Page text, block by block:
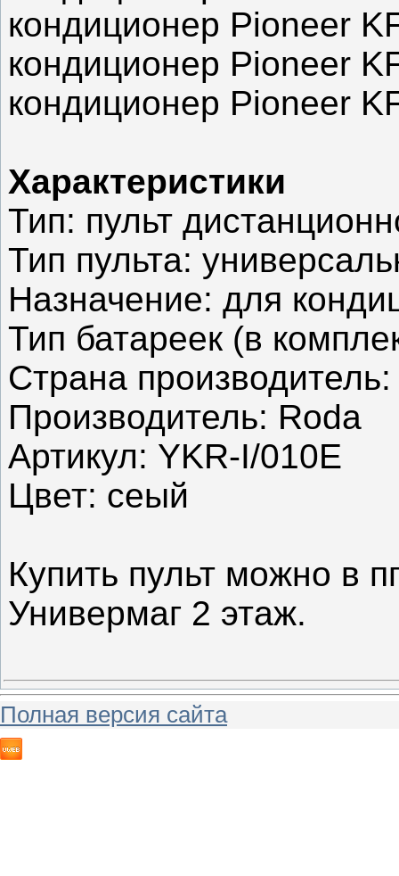
кондиционер Pioneer
кондиционер Pioneer
кондиционер Pioneer
Характеристики
Тип: пульт
Тип пульта:
Назначение: для
Тип батареек (в
Страна
Производитель: Roda
Артикул: YKR-I/010E
Цвет: сеый
Купить пульт можно в
Универмаг 2 этаж.
Полная версия сайта